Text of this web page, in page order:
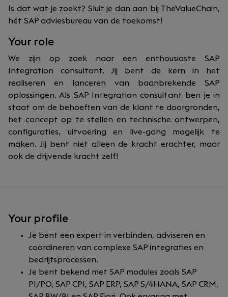
Is dat wat je zoekt? Sluit je dan aan bij TheValueChain,
hét SAP adviesbureau van de toekomst!
Your role
We zijn op zoek naar een enthousiaste SAP
Integration consultant. Jij bent de kern in het
realiseren en lanceren van baanbrekende SAP
oplossingen. Als SAP Integration consultant ben je in
staat om de behoeften van de klant te doorgronden,
het concept op te stellen en technische ontwerpen,
configuraties, uitvoering en live-gang mogelijk te
maken. Jij bent niet alleen de kracht erachter, maar
ook de drijvende kracht zelf!
Your profile
Je bent een expert in verbinden, adviseren en
coördineren van complexe SAP integraties en
bedrijfsprocessen.
Je bent bekend met SAP modules zoals SAP
PI/PO, SAP CPI, SAP ERP, SAP S/4HANA, SAP CRM,